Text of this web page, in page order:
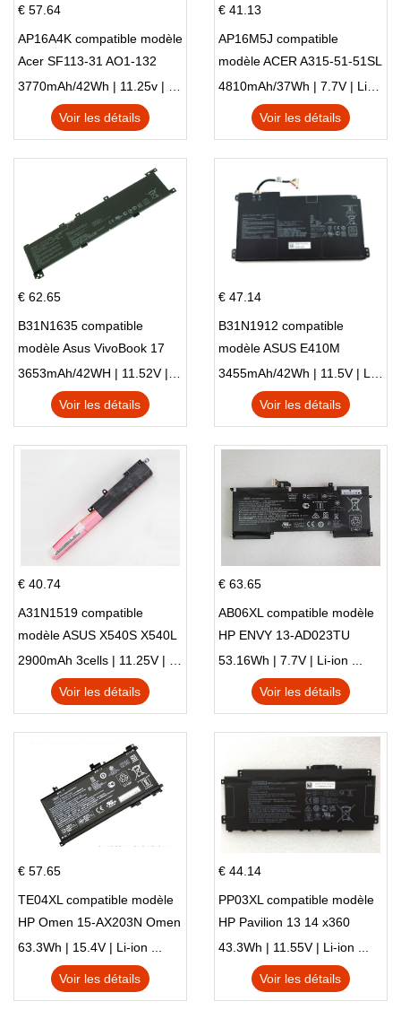
€ 57.64
AP16A4K compatible modèle
Acer SF113-31 AO1-132
NE132
3770mAh/42Wh | 11.25v | Li-ion ...
Voir les détails
€ 41.13
AP16M5J compatible
modèle ACER A315-51-51SL
N17Q1 SERIES
4810mAh/37Wh | 7.7V | Li-ion ...
Voir les détails
€ 62.65
B31N1635 compatible
modèle Asus VivoBook 17
X705NC X705UA X705UV
X705UN X705UD
3653mAh/42WH | 11.52V | Li-ion ...
Voir les détails
€ 47.14
B31N1912 compatible
modèle ASUS E410M
E410MA L410MA
3455mAh/42Wh | 11.5V | Li-ion ...
Voir les détails
€ 40.74
A31N1519 compatible
modèle ASUS X540S X540L
X540LA-SI302 X540SA
X540S
2900mAh 3cells | 11.25V | Li-ion ...
Voir les détails
€ 63.65
AB06XL compatible modèle
HP ENVY 13-AD023TU
HSTNN-DB8C 921438-855
TPN-I128
53.16Wh | 7.7V | Li-ion ...
Voir les détails
€ 57.65
TE04XL compatible modèle
HP Omen 15-AX203N Omen
15 Series Pavilion 15 Series
63.3Wh | 15.4V | Li-ion ...
Voir les détails
€ 44.14
PP03XL compatible modèle
HP Pavilion 13 14 x360
L83388-AC1 L83388-421
HSTNN-LB8S M01118-421
M01144-005 13-BB 14-DV
43.3Wh | 11.55V | Li-ion ...
Voir les détails